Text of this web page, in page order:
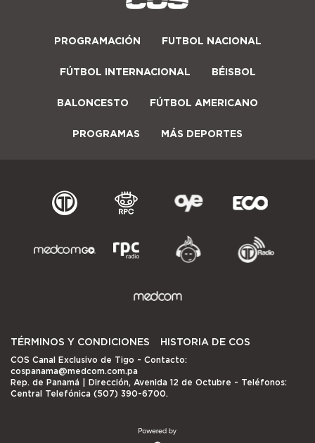
PROGRAMACIÓN FUTBOL NACIONAL
FÚTBOL INTERNACIONAL BÉISBOL
BALONCESTO FÚTBOL AMERICANO
PROGRAMAS MÁS DEPORTES
TÉRMINOS Y CONDICIONES HISTORIA DE COS
COS Canal Exclusivo de Tigo - Contacto:
cospanama@medcom.com.pa
Rep. de Panamá | Dirección, Avenida 12 de Octubre - Teléfonos:
Central Telefónica (507) 390-6700.